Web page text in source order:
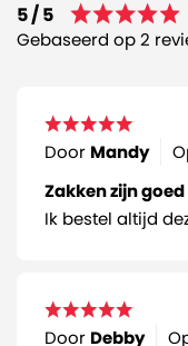
5 / 5
Gebaseerd op 2
Door Mandy
Zakken zijn goed
Ik bestel altijd
Door Debby